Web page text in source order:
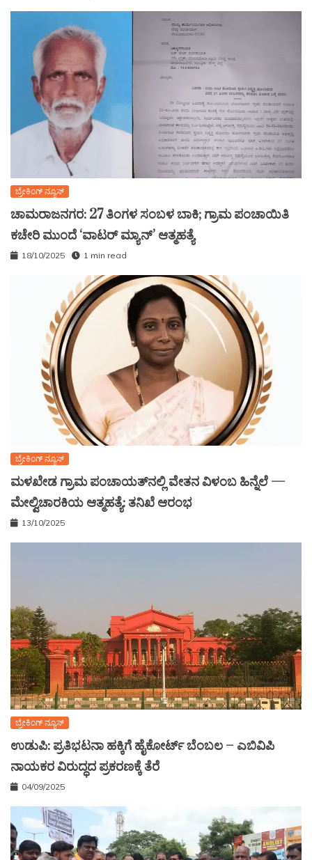
ಬ್ರೇಕಿಂಗ್ ನ್ಯೂಸ್
ಚಾಮರಾಜನಗರ: 27 ತಿಂಗಳ ಸಂಬಳ ಬಾಕಿ; ಗ್ರಾಮ ಪಂಚಾಯಿತಿ
ಕಚೇರಿ ಮುಂದೆ ‘ವಾಟರ್ ಮ್ಯಾನ್’ ಆತ್ಮಹತ್ಯೆ
18/10/2025 1 min read
ಬ್ರೇಕಿಂಗ್ ನ್ಯೂಸ್
ಮಳಖೇಡ ಗ್ರಾಮ ಪಂಚಾಯತ್‌ನಲ್ಲಿ ವೇತನ ವಿಳಂಬ ಹಿನ್ನೆಲೆ —
ಮೇಲ್ವಿಚಾರಕಿಯ ಆತ್ಮಹತ್ಯೆ: ತನಿಖೆ ಆರಂಭ
13/10/2025
ಬ್ರೇಕಿಂಗ್ ನ್ಯೂಸ್
ಉಡುಪಿ: ಪ್ರತಿಭಟನಾ ಹಕ್ಕಿಗೆ ಹೈಕೋರ್ಟ್ ಬೆಂಬಲ – ಎಬಿವಿಪಿ
ನಾಯಕರ ವಿರುದ್ಧದ ಪ್ರಕರಣಕ್ಕೆ ತೆರೆ
04/09/2025